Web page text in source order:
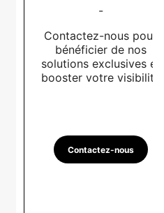
-
Contactez-nous pour
bénéficier de nos
solutions exclusives et
booster votre visibilité
Contactez-nous